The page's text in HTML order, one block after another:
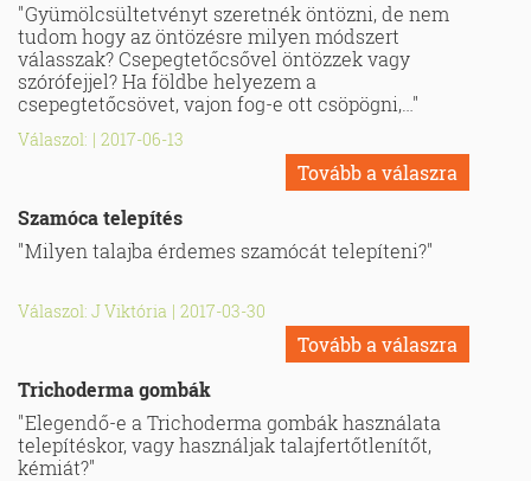
"Gyümölcsültetvényt szeretnék öntözni, de nem
tudom hogy az öntözésre milyen módszert
válasszak? Csepegtetőcsővel öntözzek vagy
szórófejjel? Ha földbe helyezem a
csepegtetőcsövet, vajon fog-e ott csöpögni,…"
Válaszol: | 2017-06-13
Tovább a válaszra
Szamóca telepítés
"Milyen talajba érdemes szamócát telepíteni?"
Válaszol: J Viktória | 2017-03-30
Tovább a válaszra
Trichoderma gombák
"Elegendő-e a Trichoderma gombák használata
telepítéskor, vagy használjak talajfertőtlenítőt,
kémiát?"